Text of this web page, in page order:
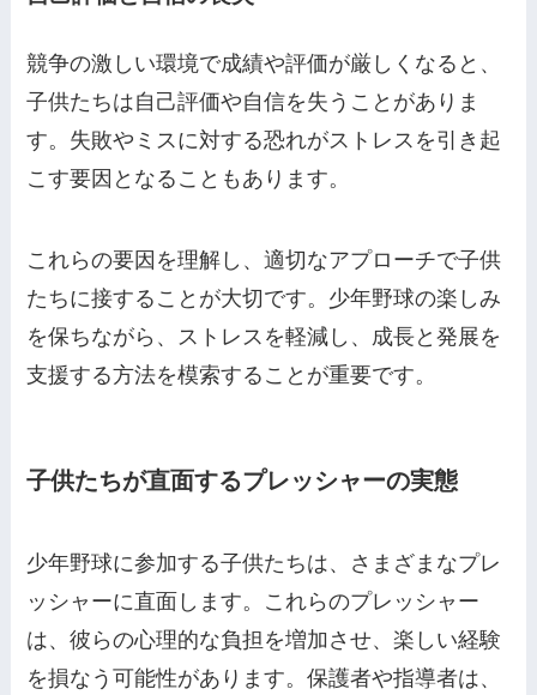
競争の激しい環境で成績や評価が厳しくなると、
子供たちは自己評価や自信を失うことがありま
す。失敗やミスに対する恐れがストレスを引き起
こす要因となることもあります。
これらの要因を理解し、適切なアプローチで子供
たちに接することが大切です。少年野球の楽しみ
を保ちながら、ストレスを軽減し、成長と発展を
支援する方法を模索することが重要です。
子供たちが直面するプレッシャーの実態
少年野球に参加する子供たちは、さまざまなプレ
ッシャーに直面します。これらのプレッシャー
は、彼らの心理的な負担を増加させ、楽しい経験
を損なう可能性があります。保護者や指導者は、